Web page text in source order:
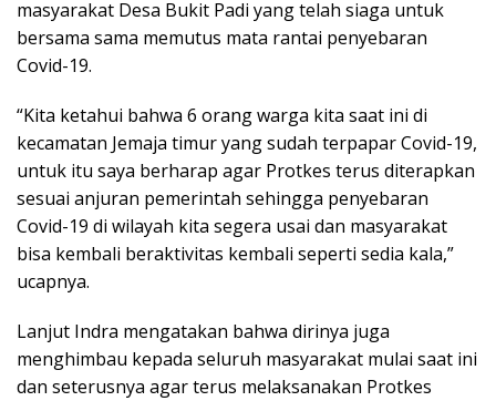
masyarakat Desa Bukit Padi yang telah siaga untuk
bersama sama memutus mata rantai penyebaran
Covid-19.
“Kita ketahui bahwa 6 orang warga kita saat ini di
kecamatan Jemaja timur yang sudah terpapar Covid-19,
untuk itu saya berharap agar Protkes terus diterapkan
sesuai anjuran pemerintah sehingga penyebaran
Covid-19 di wilayah kita segera usai dan masyarakat
bisa kembali beraktivitas kembali seperti sedia kala,”
ucapnya.
Lanjut Indra mengatakan bahwa dirinya juga
menghimbau kepada seluruh masyarakat mulai saat ini
dan seterusnya agar terus melaksanakan Protkes